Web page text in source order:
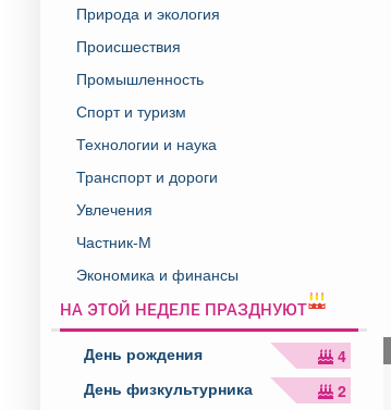
Природа и экология
Происшествия
Промышленность
Спорт и туризм
Технологии и наука
Транспорт и дороги
Увлечения
Частник-М
Экономика и финансы
НА ЭТОЙ НЕДЕЛЕ ПРАЗДНУЮТ
День рождения
4
День физкультурника
2